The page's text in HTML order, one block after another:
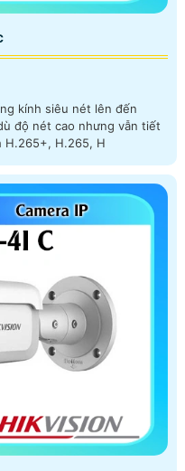
kính siêu nét lên đến
độ nét cao nhưng vẫn tiết
H.265+, H.265, H